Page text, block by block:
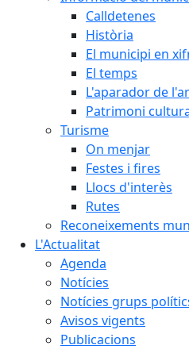
Calldetenes
Història
El municipi en
El temps
L'aparador de
Patrimoni
Turisme
On menjar
Festes i fires
Llocs d'interès
Rutes
Reconeixements
L'Actualitat
Agenda
Notícies
Notícies grups
Avisos vigents
Publicacions